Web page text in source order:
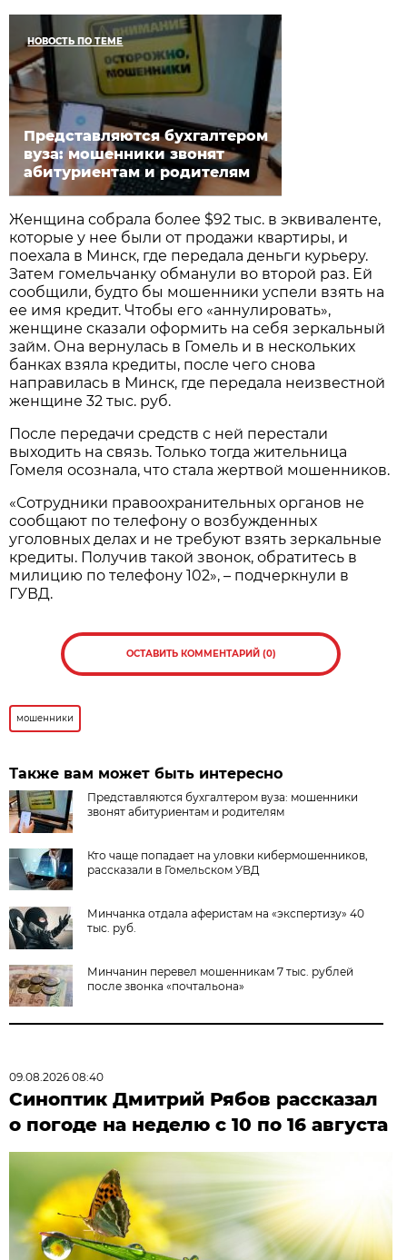
НОВОСТЬ ПО ТЕМЕ
Представляются бухгалтером
вуза: мошенники звонят
абитуриентам и родителям
Женщина собрала более $92 тыс. в эквиваленте,
которые у нее были от продажи квартиры, и
поехала в Минск, где передала деньги курьеру.
Затем гомельчанку обманули во второй раз. Ей
сообщили, будто бы мошенники успели взять на
ее имя кредит. Чтобы его «аннулировать»,
женщине сказали оформить на себя зеркальный
займ. Она вернулась в Гомель и в нескольких
банках взяла кредиты, после чего снова
направилась в Минск, где передала неизвестной
женщине 32 тыс. руб.
После передачи средств с ней перестали
выходить на связь. Только тогда жительница
Гомеля осознала, что стала жертвой мошенников.
«Сотрудники правоохранительных органов не
сообщают по телефону о возбужденных
уголовных делах и не требуют взять зеркальные
кредиты. Получив такой звонок, обратитесь в
милицию по телефону 102», – подчеркнули в
ГУВД.
ОСТАВИТЬ КОММЕНТАРИЙ (0)
мошенники
Также вам может быть интересно
Представляются бухгалтером вуза: мошенники
звонят абитуриентам и родителям
Кто чаще попадает на уловки кибермошенников,
рассказали в Гомельском УВД
Минчанка отдала аферистам на «экспертизу» 40
тыс. руб.
Минчанин перевел мошенникам 7 тыс. рублей
после звонка «почтальона»
09.08.2026 08:40
Синоптик Дмитрий Рябов рассказал
о погоде на неделю с 10 по 16 августа